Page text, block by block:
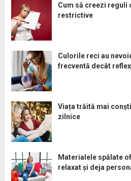
Cum să creezi reguli
restrictive
Culorile reci au
frecventă decât
Viața trăită mai
zilnice
Materialele spălate
relaxat și deja